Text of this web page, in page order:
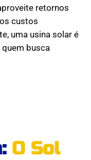
retornos
custos
uma usina solar é
busca
O Sol